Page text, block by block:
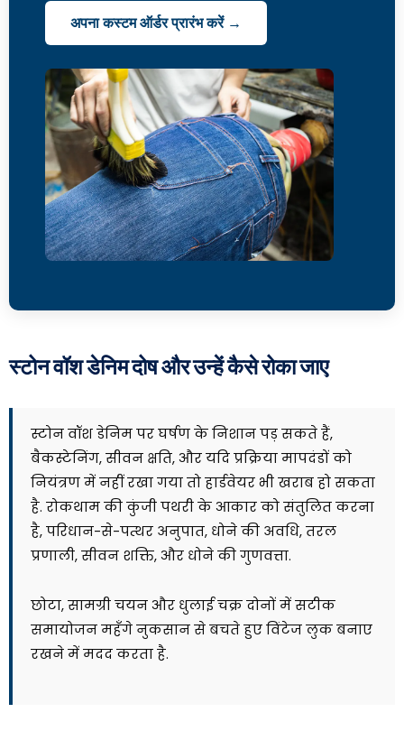
अपना कस्टम ऑर्डर प्रारंभ करें →
स्टोन वॉश डेनिम दोष और उन्हें कैसे रोका जाए
स्टोन वॉश डेनिम पर घर्षण के निशान पड़ सकते हैं,
बैकस्टेनिंग, सीवन क्षति, और यदि प्रक्रिया मापदंडों को
नियंत्रण में नहीं रखा गया तो हार्डवेयर भी खराब हो सकता
है. रोकथाम की कुंजी पथरी के आकार को संतुलित करना
है, परिधान-से-पत्थर अनुपात, धोने की अवधि, तरल
प्रणाली, सीवन शक्ति, और धोने की गुणवत्ता.
छोटा, सामग्री चयन और धुलाई चक्र दोनों में सटीक
समायोजन महँगे नुकसान से बचते हुए विंटेज लुक बनाए
रखने में मदद करता है.